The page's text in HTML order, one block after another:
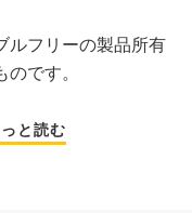
ルフリーの製品所有
です。
と読む